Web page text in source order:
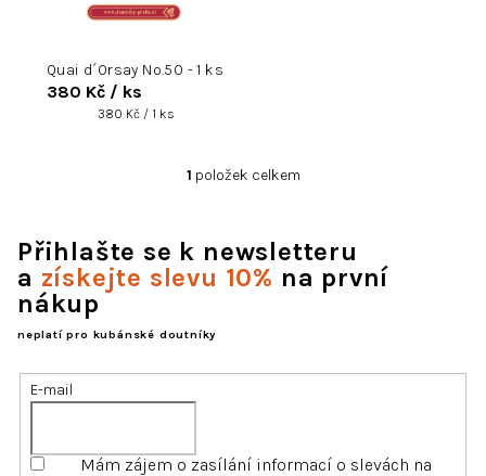
k
Quai d´Orsay No.50 - 1 ks
380 Kč / ks
Měrná
380 Kč / 1 ks
O
á
d
a
r
v
1 položek celkem
Přihlašte se k newsletteru
a získejte slevu 10% na první
nákup
neplatí pro kubánské doutníky
E-mail
Mám zájem o zasílání informací o slevách na